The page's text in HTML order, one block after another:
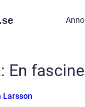
se
En
Larsson